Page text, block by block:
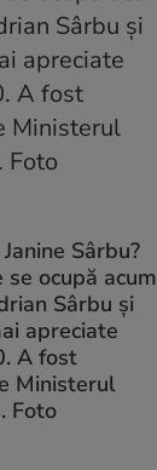
Sârbu?
se ocupă acum
Sârbu și
apreciate
A fost
Ministerul
Foto